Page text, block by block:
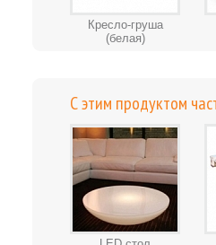
Кресло-груша
(белая)
С этим продуктом